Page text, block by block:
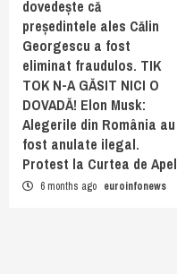
dovedește că
președintele ales Călin
Georgescu a fost
eliminat fraudulos. TIK
TOK N-A GĂSIT NICI O
DOVADĂ! Elon Musk:
Alegerile din România au
fost anulate ilegal.
Protest la Curtea de Apel
6 months ago euroinfonews